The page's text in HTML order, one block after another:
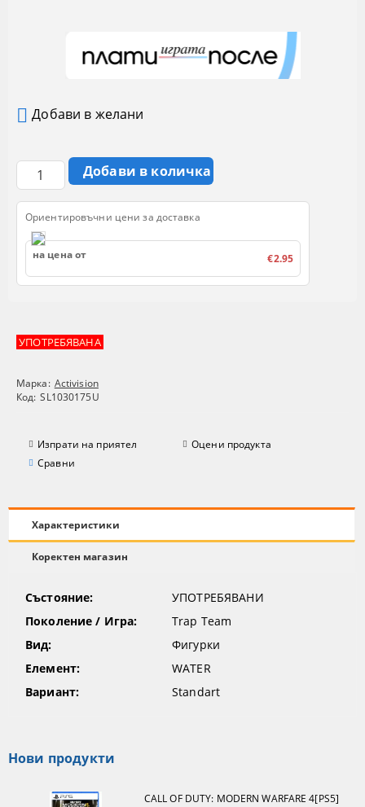
УПОТРЕБЯВАНА
Марка: Activision
Код: SL1030175U
Изпрати на приятел
Оцени продукта
Сравни
Добави в желани
Ориентировъчни цени за доставка
на цена от €2.95
Характеристики
Коректен магазин
Състояние:
УПОТРЕБЯВАНИ
Поколение / Игра:
Trap Team
Вид:
Фигурки
Елемент:
WATER
Вариант:
Standart
Нови продукти
CALL OF DUTY: MODERN WARFARE 4[PS5]